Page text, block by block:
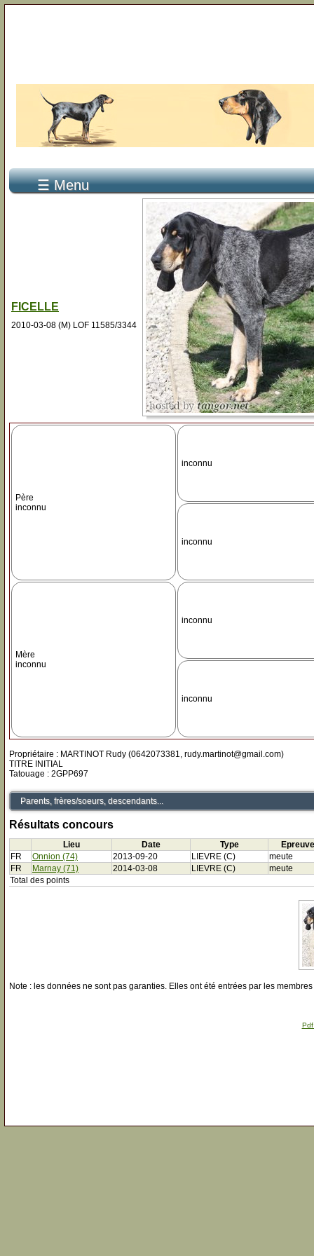
☰ Menu
FICELLE
2010-03-08 (M) LOF 11585/3344
Père
inconnu
inconnu
inconnu
Mère
inconnu
inconnu
inconnu
Propriétaire : MARTINOT Rudy (0642073381, rudy.martinot@gmail.com)
TITRE INITIAL
Tatouage : 2GPP697
Parents, frères/soeurs, descendants...
Résultats concours
Lieu Date Type
Epreuve
FR
Onnion (74) 2013-09-20 LIEVRE (C)
meute
FR
Marnay (71) 2014-03-08 LIEVRE (C)
meute
Total des points
Note : les données ne sont pas garanties. Elles ont été entrées par les